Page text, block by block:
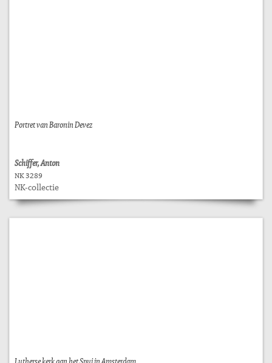
Portret van Baronin Devez
Schiffer, Anton
NK 3289
NK-collectie